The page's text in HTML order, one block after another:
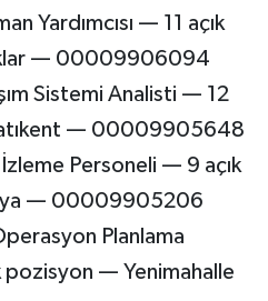
Yardımcısı — 11 açık
— 00009906094
Sistemi Analisti — 12
— 00009905648
Personeli — 9 açık
— 00009905206
Planlama
pozisyon — Yenimahalle